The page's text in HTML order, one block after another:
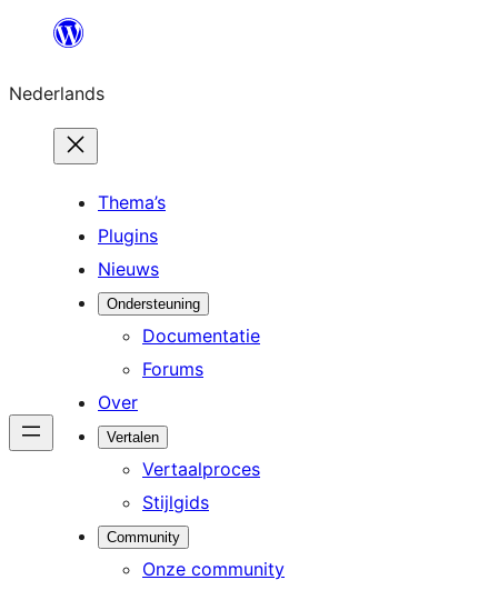
de
inhoud
Nederlands
Thema’s
Plugins
Nieuws
Ondersteuning
Documentatie
Forums
Over
Vertalen
Vertaalproces
Stijlgids
Community
Onze community